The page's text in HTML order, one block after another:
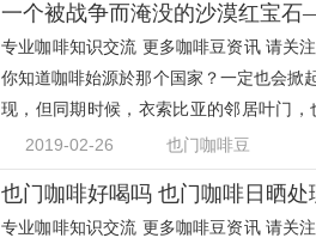
一个被战争而淹没的沙漠红宝
专业咖啡知识交流 更多咖啡豆资讯 请关
你知道咖啡始源於那个国家？一定也会掀
现，但同期时候，衣索比亚的邻居叶门
到几个
2019-02-26 也门咖啡豆
也门咖啡好喝吗 也门咖啡日晒
专业咖啡知识交流 更多咖啡豆资讯 请关